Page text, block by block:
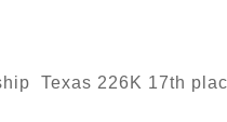
Texas 226K 17th